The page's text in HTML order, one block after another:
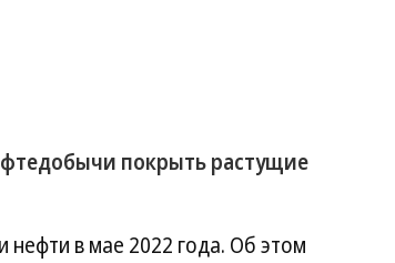
покрыть растущие
нефти в мае 2022 года. Об этом